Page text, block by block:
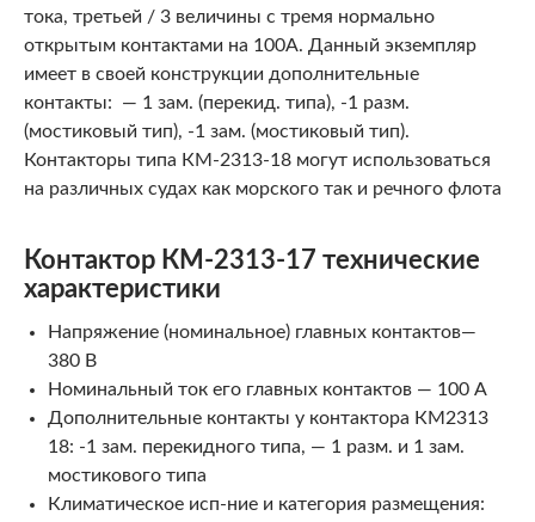
тока, третьей / 3 величины с тремя нормально
открытым контактами на 100А. Данный экземпляр
имеет в своей конструкции дополнительные
контакты: — 1 зам. (перекид. типа), -1 разм.
(мостиковый тип), -1 зам. (мостиковый тип).
Контакторы типа КМ-2313-18 могут использоваться
на различных судах как морского так и речного флота
Контактор КМ-2313-17 технические
характеристики
Напряжение (номинальное) главных контактов—
380 В
Номинальный ток его главных контактов — 100 А
Дополнительные контакты у контактора КМ2313
18: -1 зам. перекидного типа, — 1 разм. и 1 зам.
мостикового типа
Климатическое исп-ние и категория размещения: